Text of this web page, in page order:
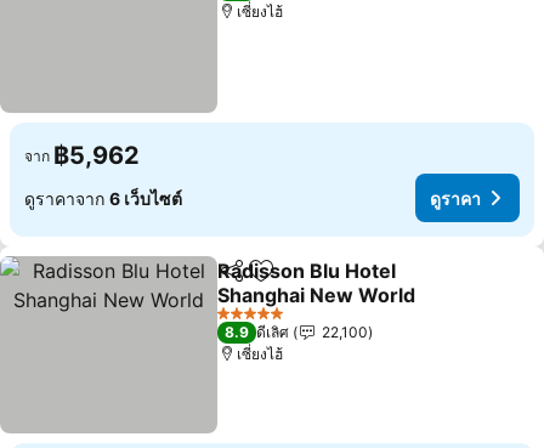
เซี่ยงไฮ้
จาก ฿5,962
ดูราคาจาก 6 เว็บไซต์ ดูราคา
แชร์ เพิ่มในรายการโปรด
Radisson Blu Hotel
Shanghai New World
5 ดาว
8.9 ดีเลิศ
22,100
เซี่ยงไฮ้